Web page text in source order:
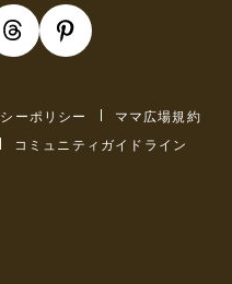
ーポリシー
ママ広場規約
コミュニティガイドライン